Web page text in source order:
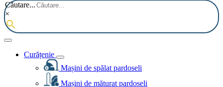
Căutare...
×
Curățenie
Mașini de spălat pardoseli
Mașini de măturat pardoseli